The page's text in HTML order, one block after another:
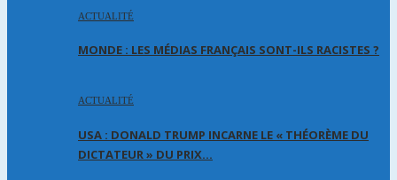
ACTUALITÉ
MONDE : LES MÉDIAS FRANÇAIS SONT-ILS RACISTES ?
ACTUALITÉ
USA : DONALD TRUMP INCARNE LE « THÉORÈME DU
DICTATEUR » DU PRIX…